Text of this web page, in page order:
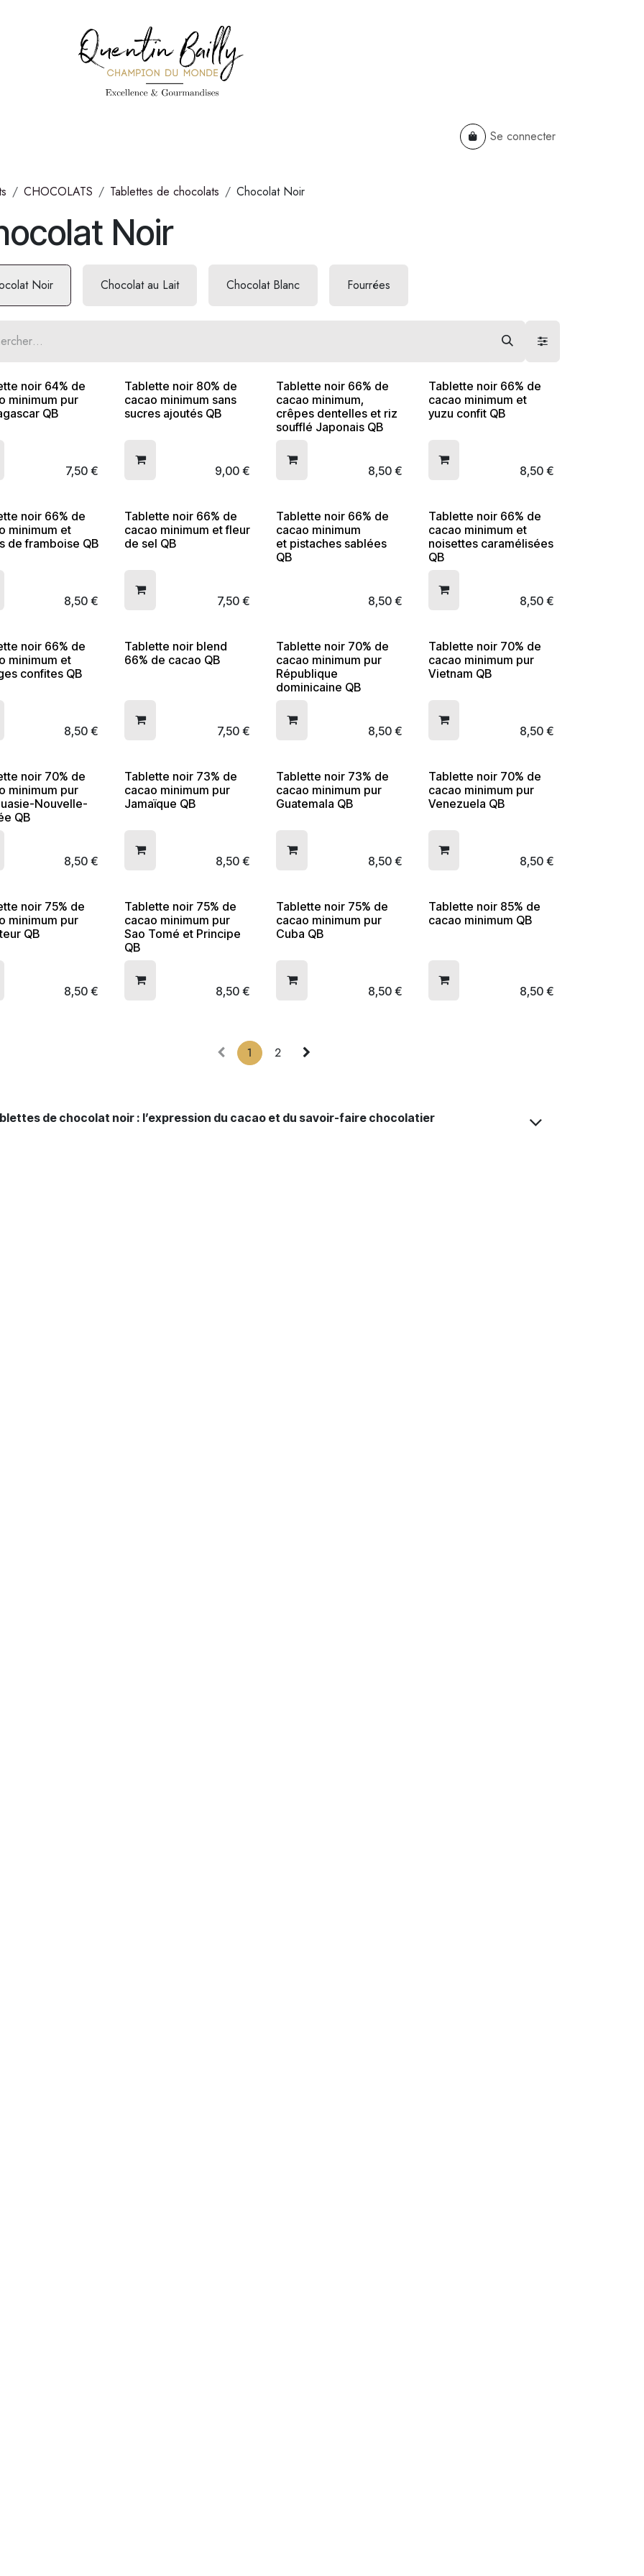
B2B Se connecter
CHOCOLATS Tablettes de chocolats Chocolat Noir
Noir
Noir Chocolat au Lait Chocolat Blanc Fourrées
noir 64% de
minimum pur
QB
7,50 €
Tablette noir 80% de
cacao minimum sans
sucres ajoutés QB
9,00 €
Tablette noir 66% de
cacao minimum,
crêpes dentelles et riz
soufflé Japonais QB
8,50€
Tablette noir 66% de
cacao minimum et
yuzu confit QB
8,50€
noir 66% de
minimum et
de framboise QB
8,50 €
Tablette noir 66% de
cacao minimum et fleur
de sel QB
7,50 €
Tablette noir 66% de
cacao minimum
et pistaches sablées
QB
8,50€
Tablette noir 66% de
cacao minimum et
noisettes caramélisées
QB
8,50€
noir 66% de
minimum et
confites QB
8,50 €
Tablette noir blend
66% de cacao QB
7,50 €
Tablette noir 70% de
cacao minimum pur
République
dominicaine QB
8,50€
Tablette noir 70% de
cacao minimum pur
Vietnam QB
8,50€
noir 70% de
minimum pur
Nouvelle-
QB
8,50 €
Tablette noir 73% de
cacao minimum pur
Jamaïque QB
8,50 €
Tablette noir 73% de
cacao minimum pur
Guatemala QB
8,50€
Tablette noir 70% de
cacao minimum pur
Venezuela QB
8,50€
noir 75% de
minimum pur
QB
8,50 €
Tablette noir 75% de
cacao minimum pur
Sao Tomé et Principe
QB
8,50 €
Tablette noir 75% de
cacao minimum pur
Cuba QB
8,50€
Tablette noir 85% de
cacao minimum QB
8,50€
1 2
de chocolat noir : l’expression du cacao et du savoir-faire chocolatier